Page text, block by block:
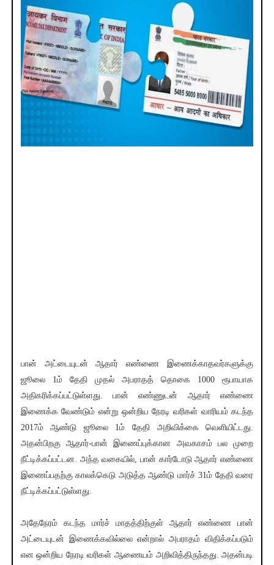
பான் அட்டையுடன் ஆதார் எண்ணை இணைக்காதவர்களுக்கு
ஜூலை 1ம் தேதி முதல் அபராதத் தொகை 1000 ரூபாயாக
அதிகரிக்கப்பட்டுள்ளது. பான் எண்ணுடன் ஆதார் எண்ணை
இணைக்க வேண்டும் என்று ஒன்றிய நேரடி வரிகள் வாரியம் கடந்த
2017ம் ஆண்டு ஜூலை 1ம் தேதி அறிவிக்கை வெளியிட்டது.
அதன்பிறகு ஆதார்-பான் இணைப்புக்கான அவகாசம் பல முறை
நீட்டிக்கப்பட்டன. அந்த வகையில், பான் கார்டோடு ஆதார் எண்ணை
இணைப்பதற்கு காலக்கெடு அடுத்த ஆண்டு மார்ச் 31ம் தேதி வரை
நீட்டிக்கப்பட்டுள்ளது.
அதேநேரம் கடந்த மார்ச் மாதத்திற்குள் ஆதார் எண்ணை பான்
அட்டையுடன் இணைக்கவில்லை என்றால் அபராதம் விதிக்கப்படும்
என ஒன்றிய நேரடி வரிகள் ஆணையம் அறிவித்திருந்தது. அதன்படி